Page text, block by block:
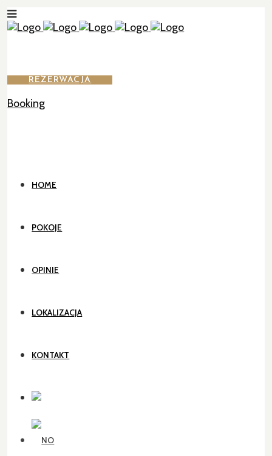
REZERWACJA
Booking
HOME
POKOJE
OPINIE
LOKALIZACJA
KONTAKT